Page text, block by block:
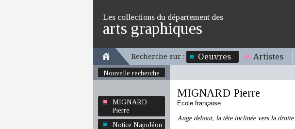
Les collections du département des
arts graphiques
Recherche sur : Oeuvres Artistes
Nouvelle recherche
MIGNARD
Pierre
Notice Napoléon
MIGNARD Pierre
Ecole française
Ange debout, la tête inclinée vers la droite